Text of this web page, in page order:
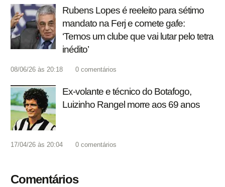
Rubens Lopes é reeleito para sétimo
mandato na Ferj e comete gafe:
‘Temos um clube que vai lutar pelo tetra
inédito’
08/06/26 às 20:18 0 comentários
Ex-volante e técnico do Botafogo,
Luizinho Rangel morre aos 69 anos
17/04/26 às 20:04 0 comentários
Comentários